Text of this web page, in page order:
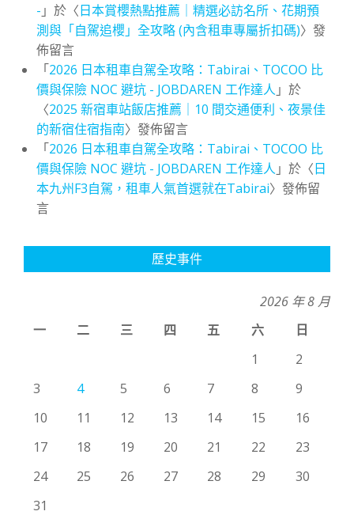
- 」於〈日本賞櫻熱點推薦｜精選必訪名所、花期預
測與「自駕追櫻」全攻略 (內含租車專屬折扣碼)〉發
佈留言
「2026 日本租車自駕全攻略：Tabirai、TOCOO 比
價與保險 NOC 避坑 - JOBDAREN 工作達人 」於
〈2025 新宿車站飯店推薦｜10 間交通便利、夜景佳
的新宿住宿指南〉發佈留言
「2026 日本租車自駕全攻略：Tabirai、TOCOO 比
價與保險 NOC 避坑 - JOBDAREN 工作達人 」於〈日
本九州F3自駕，租車人氣首選就在Tabirai〉發佈留
言
歷史事件
2026 年 8 月
一
二 三 四 五 六
日
1
2
3
4 5 6 7 8
9
10
11 12 13 14 15
16
17
18 19 20 21 22
23
24
25 26 27 28 29
30
31